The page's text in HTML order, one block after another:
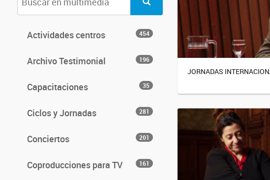
Actividades centros 454
Archivo Testimonial 196
Capacitaciones 35
Ciclos y Jornadas 281
Conciertos 201
Coproducciones para TV 161
JORNADAS